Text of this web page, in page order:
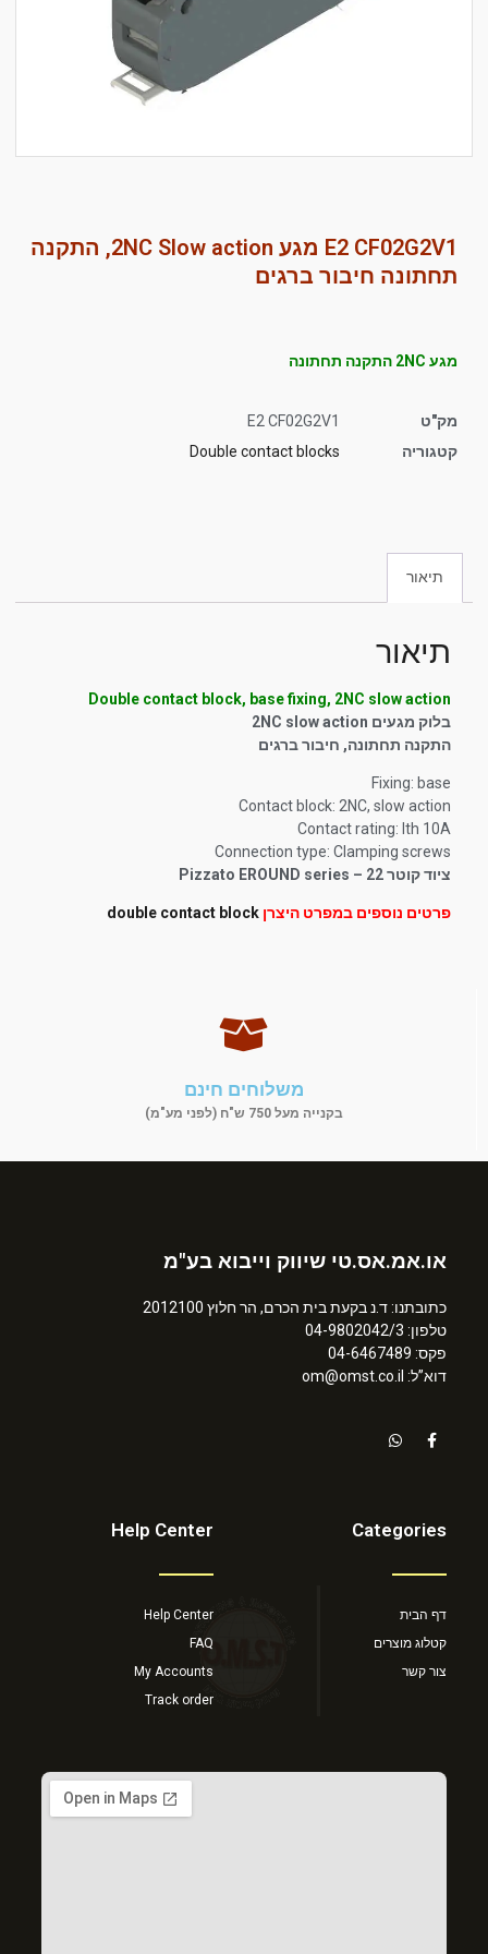
סמן קישורים
לאפס
E2 CF02G2V1 מגע 2NC Slow action, התקנה
תחתונה חיבור ברגים
מגע 2NC התקנה תחתונה
מק"ט
E2 CF02G2V1
קטגוריה
Double contact blocks
תיאור
תיאור
Double contact block, base fixing, 2NC slow action
בלוק מגעים 2NC slow action
התקנה תחתונה, חיבור ברגים
Fixing: base
Contact block: 2NC, slow action
Contact rating: Ith 10A
Connection type: Clamping screws
ציוד קוטר 22 – Pizzato EROUND series
פרטים נוספים במפרט היצרן double contact block
משלוחים חינם
בקנייה מעל 750 ש"ח (לפני מע"מ)
או.אמ.אס.טי שיווק וייבוא בע"מ
כתובתנו: ד.נ בקעת בית הכרם, הר חלוץ 2012100
טלפון: 04-9802042/3
פקס: 04-6467489
דוא”ל: om@omst.co.il
Categories
דף הבית
קטלוג מוצרים
צור קשר
Help Center
Help Center
FAQ
My Accounts
Track order